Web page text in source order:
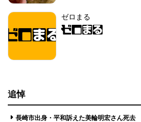
ゼロまる
追悼
長崎市出身・平和訴えた美輪明宏さん死